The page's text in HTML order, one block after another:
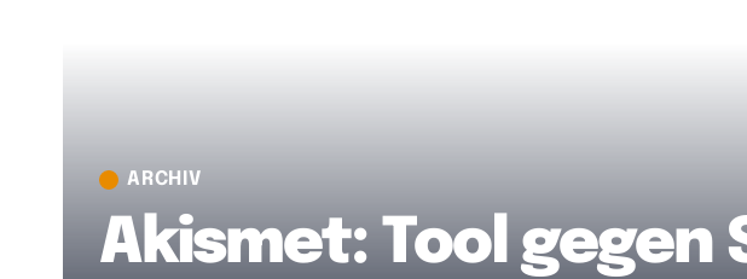
ARCHIV
Akismet: Tool gegen